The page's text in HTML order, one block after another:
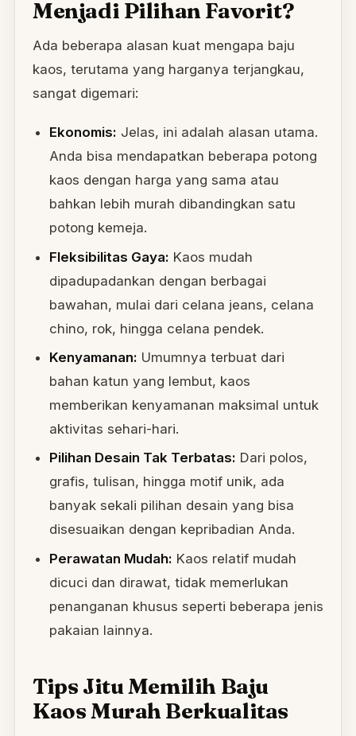
Menjadi Pilihan Favorit?
Ada beberapa alasan kuat mengapa baju
kaos, terutama yang harganya terjangkau,
sangat digemari:
Ekonomis: Jelas, ini adalah alasan utama.
Anda bisa mendapatkan beberapa potong
kaos dengan harga yang sama atau
bahkan lebih murah dibandingkan satu
potong kemeja.
Fleksibilitas Gaya: Kaos mudah
dipadupadankan dengan berbagai
bawahan, mulai dari celana jeans, celana
chino, rok, hingga celana pendek.
Kenyamanan: Umumnya terbuat dari
bahan katun yang lembut, kaos
memberikan kenyamanan maksimal untuk
aktivitas sehari-hari.
Pilihan Desain Tak Terbatas: Dari polos,
grafis, tulisan, hingga motif unik, ada
banyak sekali pilihan desain yang bisa
disesuaikan dengan kepribadian Anda.
Perawatan Mudah: Kaos relatif mudah
dicuci dan dirawat, tidak memerlukan
penanganan khusus seperti beberapa jenis
pakaian lainnya.
Tips Jitu Memilih Baju
Kaos Murah Berkualitas